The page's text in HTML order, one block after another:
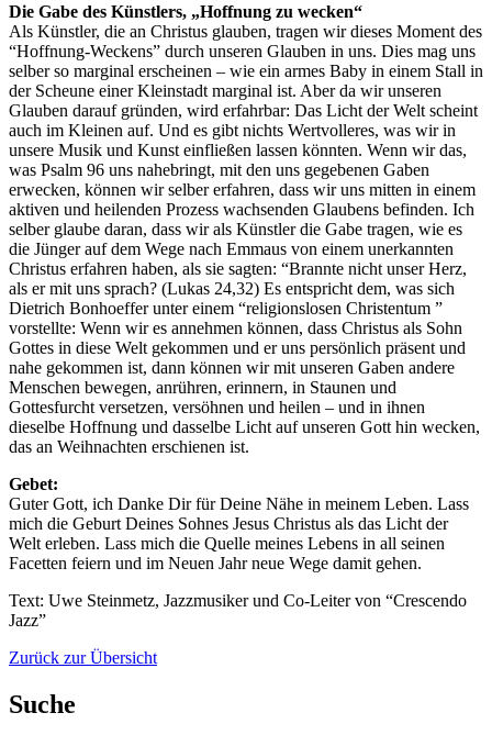
Die Gabe des Künstlers, „Hoffnung zu wecken“
Als Künstler, die an Christus glauben, tragen wir dieses Moment des
“Hoffnung-Weckens” durch unseren Glauben in uns. Dies mag uns
selber so marginal erscheinen – wie ein armes Baby in einem Stall in
der Scheune einer Kleinstadt marginal ist. Aber da wir unseren
Glauben darauf gründen, wird erfahrbar: Das Licht der Welt scheint
auch im Kleinen auf. Und es gibt nichts Wertvolleres, was wir in
unsere Musik und Kunst einfließen lassen könnten. Wenn wir das,
was Psalm 96 uns nahebringt, mit den uns gegebenen Gaben
erwecken, können wir selber erfahren, dass wir uns mitten in einem
aktiven und heilenden Prozess wachsenden Glaubens befinden. Ich
selber glaube daran, dass wir als Künstler die Gabe tragen, wie es
die Jünger auf dem Wege nach Emmaus von einem unerkannten
Christus erfahren haben, als sie sagten: “Brannte nicht unser Herz,
als er mit uns sprach? (Lukas 24,32) Es entspricht dem, was sich
Dietrich Bonhoeffer unter einem “religionslosen Christentum ”
vorstellte: Wenn wir es annehmen können, dass Christus als Sohn
Gottes in diese Welt gekommen und er uns persönlich präsent und
nahe gekommen ist, dann können wir mit unseren Gaben andere
Menschen bewegen, anrühren, erinnern, in Staunen und
Gottesfurcht versetzen, versöhnen und heilen – und in ihnen
dieselbe Hoffnung und dasselbe Licht auf unseren Gott hin wecken,
das an Weihnachten erschienen ist.
Gebet:
Guter Gott, ich Danke Dir für Deine Nähe in meinem Leben. Lass
mich die Geburt Deines Sohnes Jesus Christus als das Licht der
Welt erleben. Lass mich die Quelle meines Lebens in all seinen
Facetten feiern und im Neuen Jahr neue Wege damit gehen.
Text: Uwe Steinmetz, Jazzmusiker und Co-Leiter von “Crescendo
Jazz”
Zurück zur Übersicht
Suche